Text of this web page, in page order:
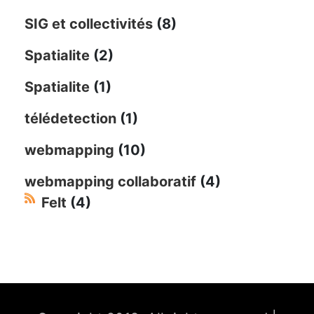
SIG et collectivités (8)
Spatialite (2)
Spatialite (1)
télédetection (1)
webmapping (10)
webmapping collaboratif (4)
Felt (4)